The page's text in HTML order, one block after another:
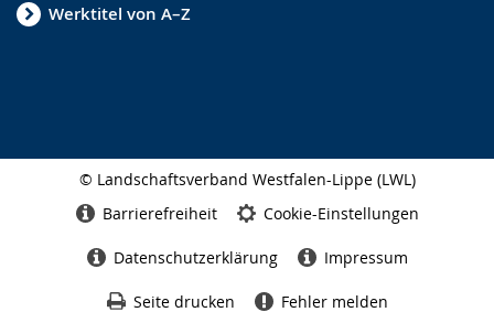
Werktitel von A–Z
© Landschaftsverband Westfalen-Lippe (LWL)
Barrierefreiheit Cookie-Einstellungen
Datenschutzerklärung Impressum
Seite drucken Fehler melden